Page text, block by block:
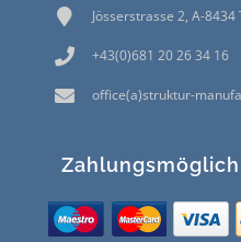
Jösserstrasse 2, A-
+43(0)681 20 26 34 16
office(a)struktur-